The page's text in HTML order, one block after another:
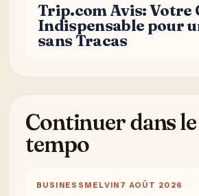
Trip.com Avis: Votre
Indispensable pour
sans Tracas
Continuer dans
tempo
BUSINESS MELVIN 7 AOÛT 2026